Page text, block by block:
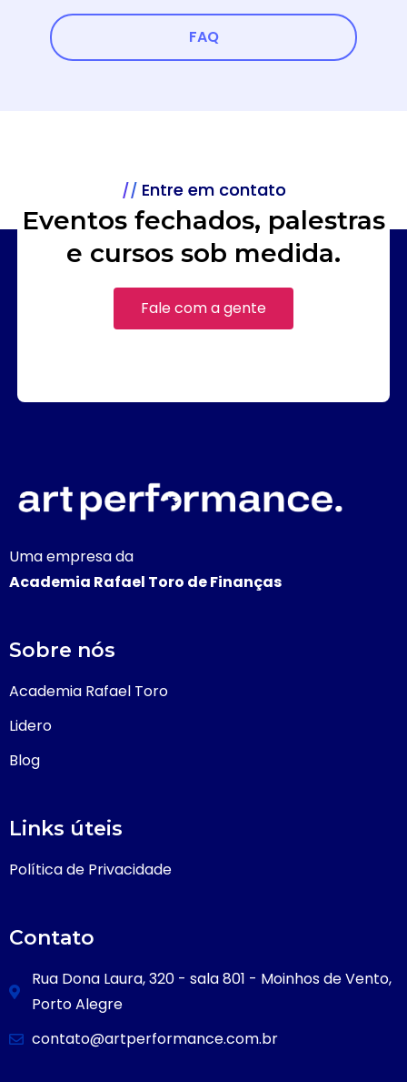
FAQ
Entre em contato
Eventos fechados, palestras
e cursos sob medida.
Fale com a gente
Uma empresa da
Academia Rafael Toro de Finanças
Sobre nós
Academia Rafael Toro
Lidero
Blog
Links úteis
Política de Privacidade
Contato
Rua Dona Laura, 320 - sala 801 - Moinhos de Vento,
Porto Alegre
contato@artperformance.com.br